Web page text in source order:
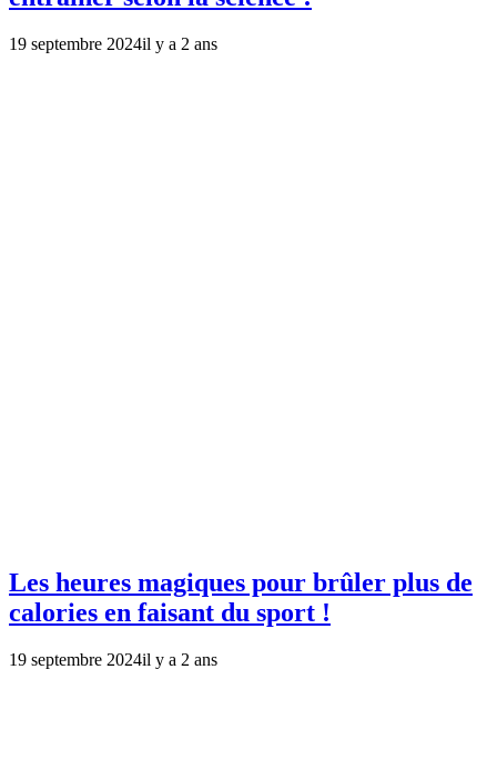
19 septembre 2024il y a 2 ans
Les heures magiques pour brûler plus de
calories en faisant du sport !
19 septembre 2024il y a 2 ans